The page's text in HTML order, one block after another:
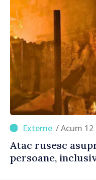
/ Acum
Atac rusesc
persoane,